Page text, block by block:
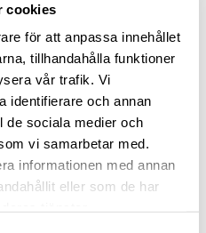
cookies
för att anpassa innehållet
tillhandahålla funktioner
vår trafik. Vi
identifierare och annan
de sociala medier och
vi samarbetar med.
informationen med annan
eller som de har
Småland- Bunn
Gränna